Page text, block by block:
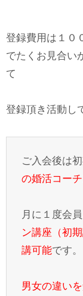
登録費用は１０
でたくお見合い
て
登録頂き活動し
ご入会後は
の婚活コー
月に１度会
ン講座（初
講可能です。
男女の違い